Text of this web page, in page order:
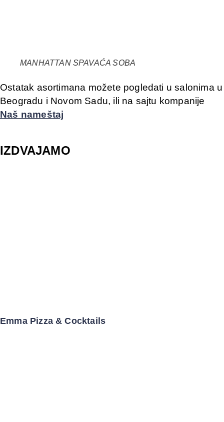
MANHATTAN SPAVAĆA SOBA
Ostatak asortimana možete pogledati u salonima u
Beogradu i Novom Sadu, ili na sajtu kompanije
Naš nameštaj
IZDVAJAMO
Emma Pizza & Cocktails